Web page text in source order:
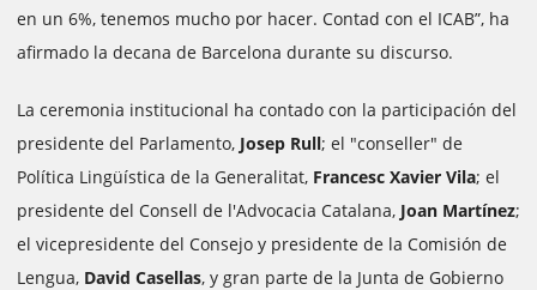
en un 6%, tenemos mucho por hacer. Contad con el ICAB”, ha
afirmado la decana de Barcelona durante su discurso.
La ceremonia institucional ha contado con la participación del
presidente del Parlamento, Josep Rull; el "conseller" de
Política Lingüística de la Generalitat, Francesc Xavier Vila; el
presidente del Consell de l'Advocacia Catalana, Joan Martínez;
el vicepresidente del Consejo y presidente de la Comisión de
Lengua, David Casellas, y gran parte de la Junta de Gobierno